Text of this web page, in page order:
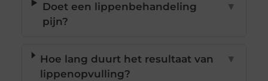
Doet een lippenbehandeling
pijn?
▼
Hoe lang duurt het resultaat van
lippenopvulling?
▼